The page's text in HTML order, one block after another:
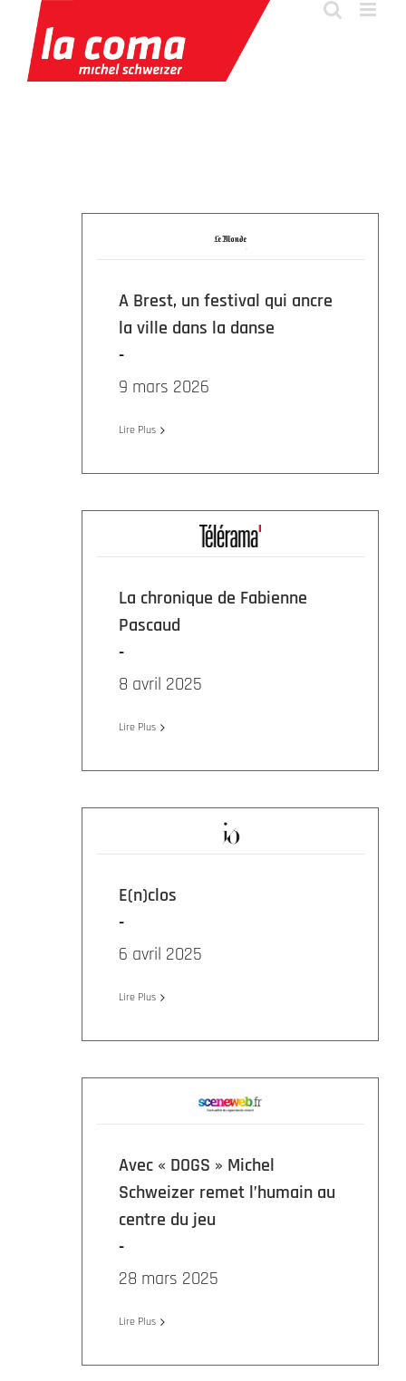
contenu
A Brest, un festival qui ancre
la ville dans la danse
9 mars 2026
Lire Plus
La chronique de Fabienne
Pascaud
8 avril 2025
Lire Plus
E(n)clos
6 avril 2025
Lire Plus
Avec « DOGS » Michel
Schweizer remet l’humain au
centre du jeu
28 mars 2025
Lire Plus